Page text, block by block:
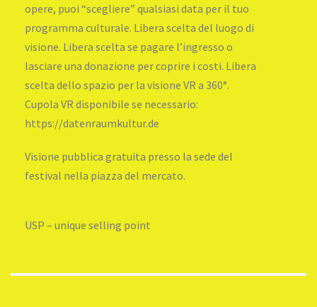
opere, puoi “scegliere” qualsiasi data per il tuo
programma culturale. Libera scelta del luogo di
visione. Libera scelta se pagare l’ingresso o
lasciare una donazione per coprire i costi. Libera
scelta dello spazio per la visione VR a 360°.
Cupola VR disponibile se necessario:
https://datenraumkultur.de
Visione pubblica gratuita presso la sede del
festival nella piazza del mercato.
USP – unique selling point